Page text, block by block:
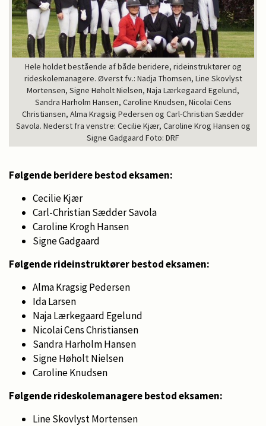
Hele holdet bestående af både beridere, rideinstruktører og
rideskolemanagere. Øverst fv.: Nadja Thomsen, Line Skovlyst
Mortensen, Signe Høholt Nielsen, Naja Lærkegaard Egelund,
Sandra Harholm Hansen, Caroline Knudsen, Nicolai Cens
Christiansen, Alma Kragsig Pedersen og Carl-Christian Sædder
Savola. Nederst fra venstre: Cecilie Kjær, Caroline Krog Hansen og
Signe Gadgaard Foto: DRF
Følgende beridere bestod eksamen:
Cecilie Kjær
Carl-Christian Sædder Savola
Caroline Krogh Hansen
Signe Gadgaard
Følgende rideinstruktører bestod eksamen:
Alma Kragsig Pedersen
Ida Larsen
Naja Lærkegaard Egelund
Nicolai Cens Christiansen
Sandra Harholm Hansen
Signe Høholt Nielsen
Caroline Knudsen
Følgende rideskolemanagere bestod eksamen:
Line Skovlyst Mortensen